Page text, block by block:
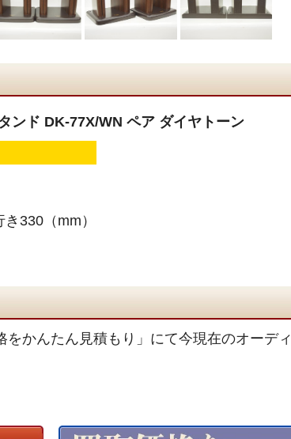
ンド DK-77X/WN ペア ダイヤトーン
330（mm）
かんたん見積もり」にて今現在のオーディ